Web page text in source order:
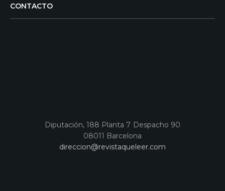
CONTACTO
Diputación, 188 Planta 7 Despacho 90
08011 Barcelona
direccion@revistaqueleer.com